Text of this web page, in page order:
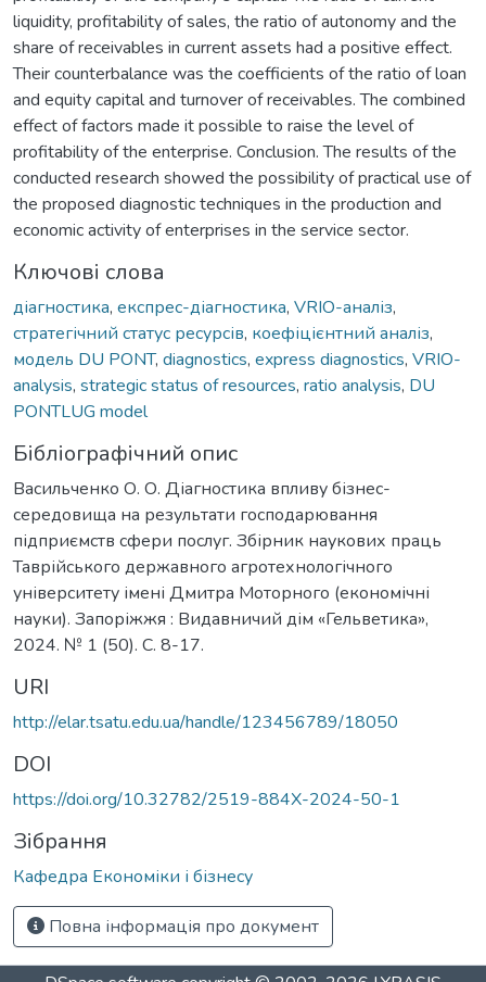
liquidity, profitability of sales, the ratio of autonomy and the
share of receivables in current assets had a positive effect.
Their counterbalance was the coefficients of the ratio of loan
and equity capital and turnover of receivables. The combined
effect of factors made it possible to raise the level of
profitability of the enterprise. Conclusion. The results of the
conducted research showed the possibility of practical use of
the proposed diagnostic techniques in the production and
economic activity of enterprises in the service sector.
Ключові слова
діагностика, експрес-діагностика, VRIO-аналіз,
стратегічний статус ресурсів, коефіцієнтний аналіз,
модель DU PONT, diagnostics, express diagnostics, VRIO-
analysis, strategic status of resources, ratio analysis, DU
PONTLUG model
Бібліографічний опис
Васильченко О. О. Діагностика впливу бізнес-
середовища на результати господарювання
підприємств сфери послуг. Збірник наукових праць
Таврійського державного агротехнологічного
університету імені Дмитра Моторного (економічні
науки). Запоріжжя : Видавничий дім «Гельветика»,
2024. № 1 (50). С. 8-17.
URI
http://elar.tsatu.edu.ua/handle/123456789/18050
DOI
https://doi.org/10.32782/2519-884X-2024-50-1
Зібрання
Кафедра Економіки і бізнесу
Повна інформація про документ